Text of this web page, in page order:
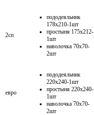
2сп
пододеяльник
178х210-1шт
простыня 175х212-
1шт
наволочка 70х70-
2шт
евро
пододеяльник
220х240-1шт
простыня 220х240-
1шт
наволочка 70х70-
2шт